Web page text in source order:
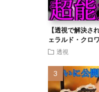
【透視で解決さ
ェラルド・クロ
透視